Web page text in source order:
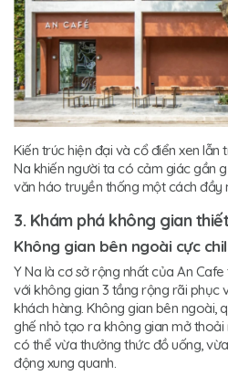
Kiến trúc hiện đại và cổ điển xen
Na khiến người ta có cảm giác gần
văn háo truyền thống một cách đầy
3. Khám phá không gian
Không gian bên ngoài cực
Y Na là cơ sở rộng nhất của An Cafe
với không gian 3 tầng rộng rãi phục
khách hàng. Không gian bên ngoài,
ghế nhỏ tạo ra không gian mở thoải
có thể vừa thưởng thức đồ uống,
động xung quanh.